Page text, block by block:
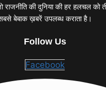
राजनीति की दुनिया की हर
बेबाक ख़बरें उपलब्ध कराता है।
Follow Us
Facebook